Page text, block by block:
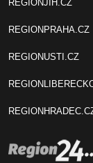
REGIONJIH.CZ
REGIONPRAHA.CZ
REGIONUSTI.CZ